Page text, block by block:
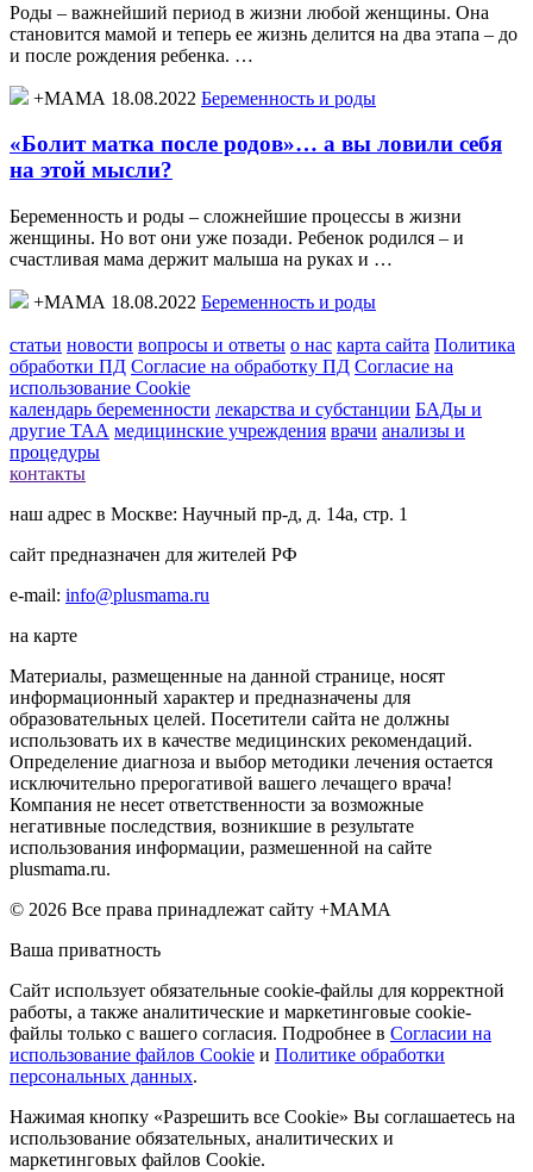
Роды – важнейший период в жизни любой женщины. Она
становится мамой и теперь ее жизнь делится на два этапа – до
и после рождения ребенка. …
+МАМА 18.08.2022 Беременность и роды
«Болит матка после родов»… а вы ловили себя
на этой мысли?
Беременность и роды – сложнейшие процессы в жизни
женщины. Но вот они уже позади. Ребенок родился – и
счастливая мама держит малыша на руках и …
+МАМА 18.08.2022 Беременность и роды
статьи новости вопросы и ответы о нас карта сайта Политика
обработки ПД Согласие на обработку ПД Согласие на
использование Cookie
календарь беременности лекарства и субстанции БАДы и
другие ТАА медицинские учреждения врачи анализы и
процедуры
контакты
наш адрес в Москве: Научный пр-д, д. 14а, стр. 1
сайт предназначен для жителей РФ
e-mail: info@plusmama.ru
на карте
Материалы, размещенные на данной странице, носят
информационный характер и предназначены для
образовательных целей. Посетители сайта не должны
использовать их в качестве медицинских рекомендаций.
Определение диагноза и выбор методики лечения остается
исключительно прерогативой вашего лечащего врача!
Компания не несет ответственности за возможные
негативные последствия, возникшие в результате
использования информации, размешенной на сайте
plusmama.ru.
© 2026 Все права принадлежат сайту +МАМА
Ваша приватность
Сайт использует обязательные cookie-файлы для корректной
работы, а также аналитические и маркетинговые cookie-
файлы только с вашего согласия. Подробнее в Согласии на
использование файлов Cookie и Политике обработки
персональных данных.
Нажимая кнопку «Разрешить все Cookie» Вы соглашаетесь на
использование обязательных, аналитических и
маркетинговых файлов Cookie.